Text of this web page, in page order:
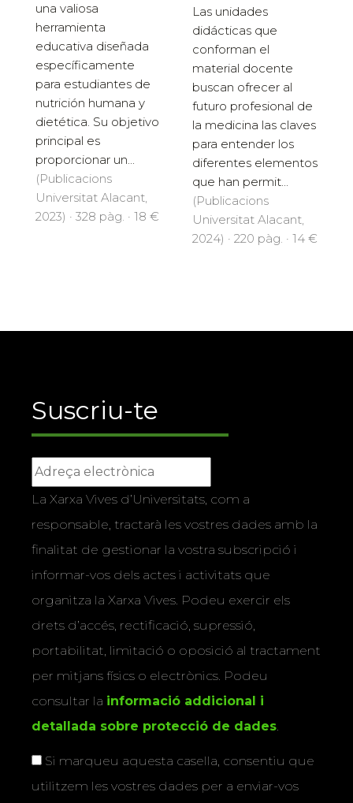
una valiosa
herramienta
educativa diseñada
específicamente
para estudiantes de
nutrición humana y
dietética. Su objetivo
principal es
proporcionar un...
(Publicacions
Universitat Alacant,
2023) · 328 pàg. · 18 €
Las unidades
didácticas que
conforman el
material docente
buscan ofrecer al
futuro profesional de
la medicina las claves
para entender los
diferentes elementos
que han permit...
(Publicacions
Universitat Alacant,
2024) · 220 pàg. · 14 €
Suscriu-te
La Xarxa Vives d’Universitats, com a
responsable, tractarà les vostres dades amb la
finalitat de gestionar la vostra subscripció i
informar-vos dels actes i activitats que
organitza la Xarxa Vives. Podeu exercir els
drets d’accés, rectificació, supressió,
portabilitat, limitació o oposició al tractament
per mitjans físics o electrònics. Podeu
consultar la informació addicional i
detallada sobre protecció de dades.
Si marqueu aquesta casella, consentiu que
utilitzem les vostres dades per a enviar-vos